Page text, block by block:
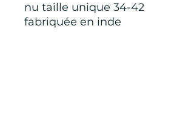
nu taille unique 34-42
fabriquée en inde